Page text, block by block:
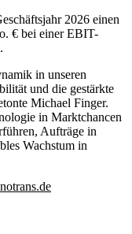
2026 einen
€ bei einer EBIT-
in unseren
und die gestärkte
Michael Finger.
in Marktchancen
Aufträge in
Wachstum in